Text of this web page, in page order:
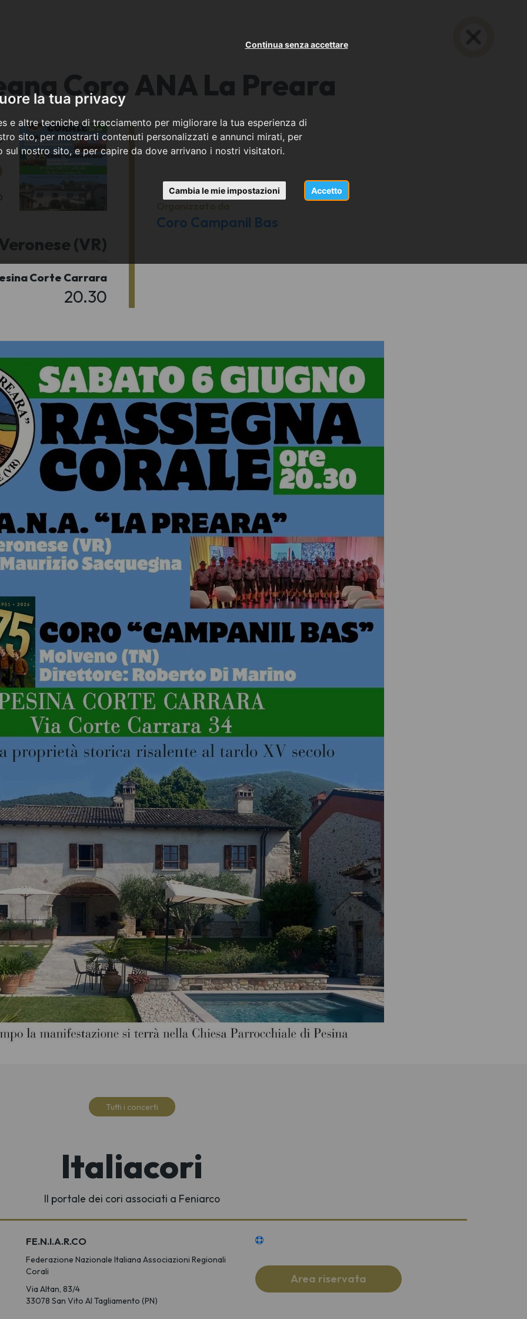
la tua privacy
e altre tecniche di tracciamento per migliorare la tua esperienza di
sito, per mostrarti contenuti personalizzati e annunci mirati, per
sul nostro sito, e per capire da dove arrivano i nostri visitatori.
Accetto
Continua senza accettare
Cambia le mie impostazioni
Coro ANA La Preara
(VR)
Corte Carrara
20.30
Coro Campanil Bas
Tutti i concerti
Italiacori
Il portale dei cori associati a Feniarco
FE.N.I.A.R.CO
Federazione Nazionale Italiana Associazioni Regionali
Corali
Via Altan, 83/4
33078 San Vito Al Tagliamento (PN)
Area riservata